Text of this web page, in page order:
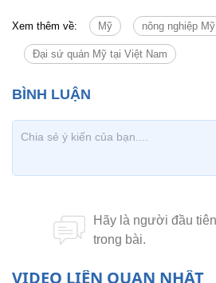
Xem thêm về: Mỹ nông nghiệp Mỹ
Đại sứ quán Mỹ tại Việt Nam
VIDEO LIÊN QUAN NHẤT